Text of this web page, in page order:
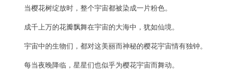
当樱花树绽放时，整个宇宙都被染成一片粉色。
成千上万的花瓣飘舞在宇宙的大海中，犹如仙境。
宇宙中的生物们，都对这美丽而神秘的樱花宇宙情有独钟。
每当夜晚降临，星星们也似乎为樱花宇宙而舞动。